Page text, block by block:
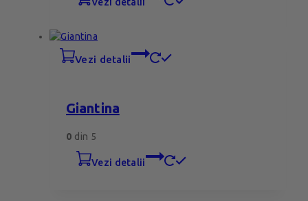
vezi detalii
Giantina
0 din 5
vezi detalii